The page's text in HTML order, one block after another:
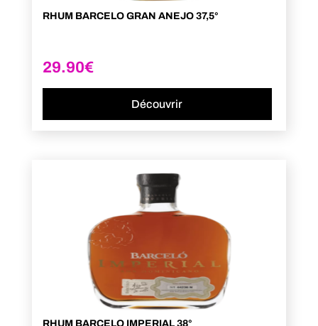
RHUM BARCELO GRAN ANEJO 37,5°
29.90€
Découvrir
RHUM BARCELO IMPERIAL 38°